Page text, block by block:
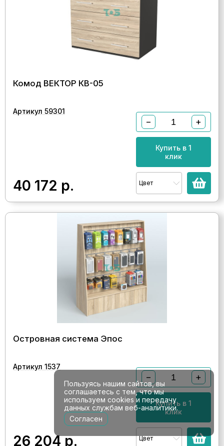
Комод ВЕКТОР КВ-05
Артикул 59301
40 172 р.
− +
Купить в 1
клик
Цвет
Островная система Эпос
Артикул 1537
26 204р.
− +
Купить в 1
клик
Цвет
Пользуясь нашим сайтов, вы
соглашаетесь с тем, что мы
используем cookies и передачу
данных службам веб-аналитики.
Согласен